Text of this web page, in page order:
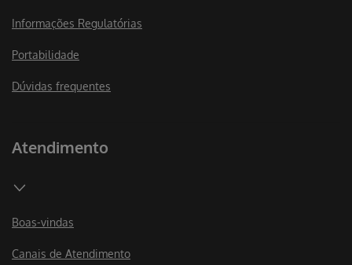
Informações Regulatórias
Portabilidade
Dúvidas frequentes
Atendimento
Boas-vindas
Canais de Atendimento